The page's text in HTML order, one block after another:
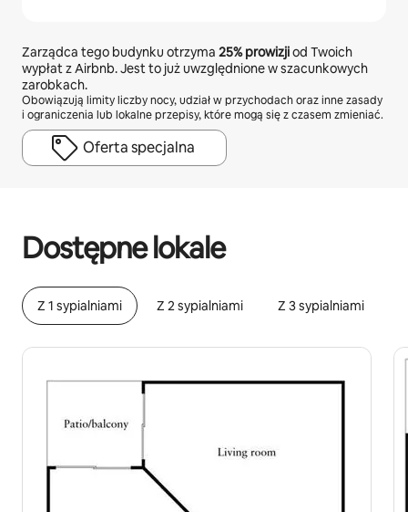
Zarządca tego budynku otrzyma 25%prowizjiod Twoich
wypłat z Airbnb. Jest to już uwzględnione w szacunkowych
zarobkach.
Obowiązują limity liczby nocy, udział w przychodach oraz inne zasady
i ograniczenia lub lokalne przepisy, które mogą się z czasem zmieniać.
Oferta specjalna
Dostępne lokale
Z 1 sypialniami Z 2 sypialniami Z 3 sypialniami